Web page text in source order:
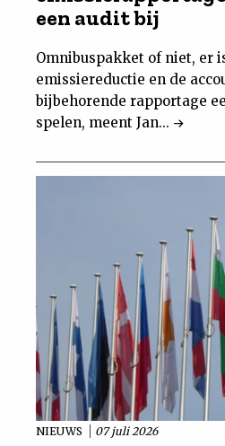
een audit bij
Omnibuspakket of niet, er
emissiereductie en de
bijbehorende rapportage
spelen, meent Jan...
NIEUWS 07 juli 2026